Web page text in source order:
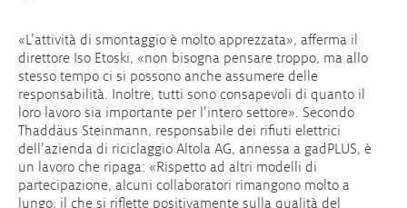
«L’attività di smontaggio è molto apprezzata», afferma il
direttore Iso Etoski, «non bisogna pensare troppo, ma allo
stesso tempo ci si possono anche assumere delle
responsabilità. Inoltre, tutti sono consapevoli di quanto il
loro lavoro sia importante per l’intero settore». Secondo
Thaddäus Steinmann, responsabile dei rifiuti elettrici
dell’azienda di riciclaggio Altola AG, annessa a gadPLUS, è
un lavoro che ripaga: «Rispetto ad altri modelli di
partecipazione, alcuni collaboratori rimangono molto a
lungo, il che si riflette positivamente sulla qualità del